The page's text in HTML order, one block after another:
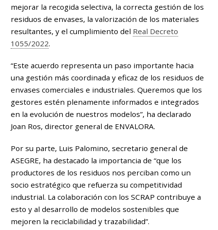
mejorar la recogida selectiva, la correcta gestión de los
residuos de envases, la valorización de los materiales
resultantes, y el cumplimiento del Real Decreto
1055/2022.
“Este acuerdo representa un paso importante hacia
una gestión más coordinada y eficaz de los residuos de
envases comerciales e industriales. Queremos que los
gestores estén plenamente informados e integrados
en la evolución de nuestros modelos”, ha declarado
Joan Ros, director general de ENVALORA.
Por su parte, Luis Palomino, secretario general de
ASEGRE, ha destacado la importancia de “que los
productores de los residuos nos perciban como un
socio estratégico que refuerza su competitividad
industrial. La colaboración con los SCRAP contribuye a
esto y al desarrollo de modelos sostenibles que
mejoren la reciclabilidad y trazabilidad”.